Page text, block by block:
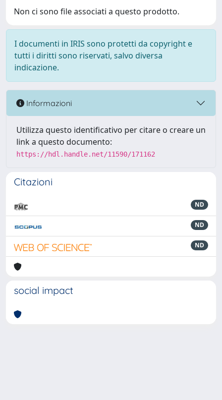
Non ci sono file associati a questo prodotto.
I documenti in IRIS sono protetti da copyright e
tutti i diritti sono riservati, salvo diversa
indicazione.
Informazioni
Utilizza questo identificativo per citare o creare un
link a questo documento:
https://hdl.handle.net/11590/171162
Citazioni
ND
ND
ND
social impact